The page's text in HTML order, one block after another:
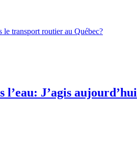
le transport routier au Québec?
J’agis aujourd’hui